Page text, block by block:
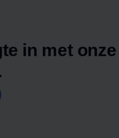
in met onze